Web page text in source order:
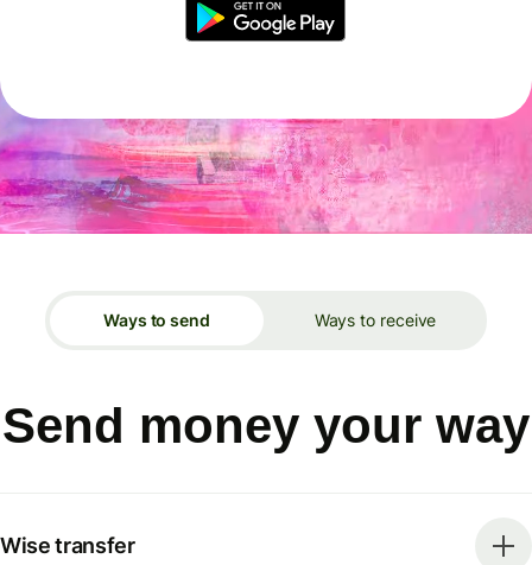
Ways to send Ways to receive
Send money your way
Wise transfer